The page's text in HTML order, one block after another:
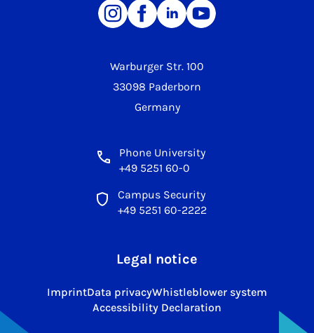
Warburger Str. 100
33098 Paderborn
Germany
Phone University
+49 5251 60-0
Campus Security
+49 5251 60-2222
Legal notice
ImprintData privacyWhistleblower system
Accessibility Declaration